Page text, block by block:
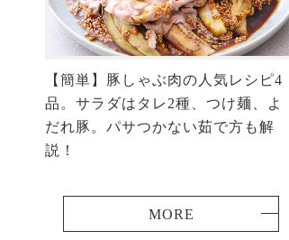
【簡単】豚しゃぶ肉の人気レシピ4
品。サラダはタレ2種、つけ麺、よ
だれ豚。パサつかない茹で方も解
説！
MORE